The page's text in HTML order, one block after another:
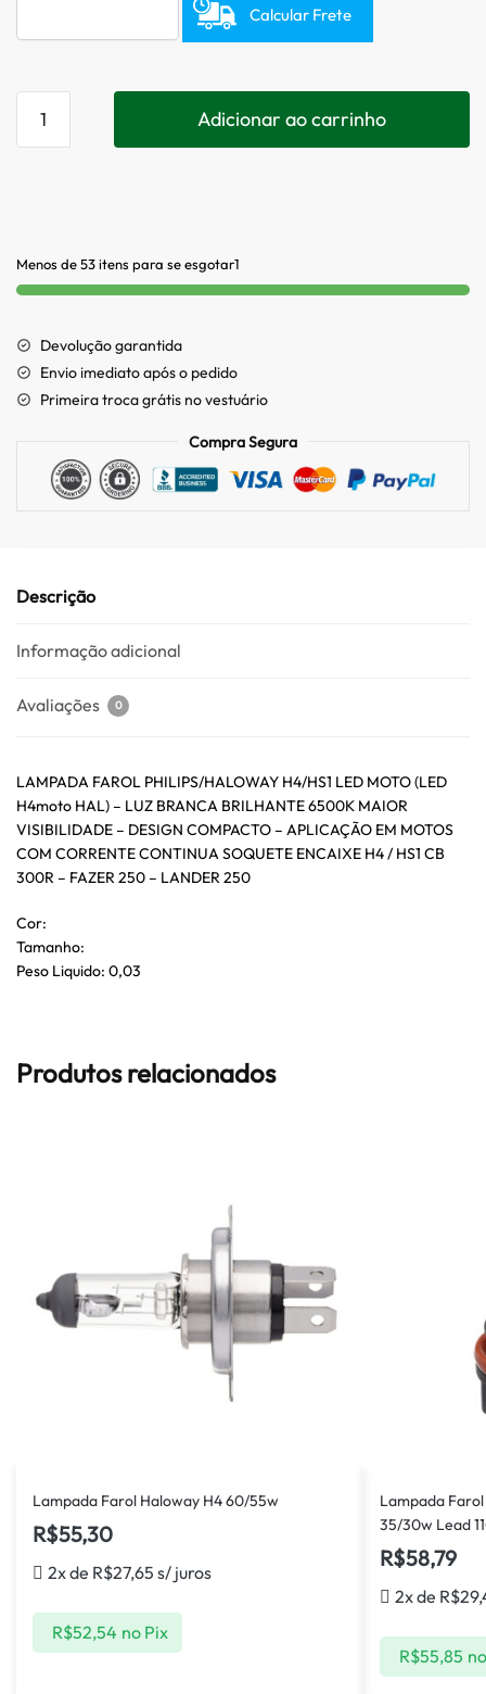
Calcular Frete
Adicionar ao carrinho
Menos de 53 itens para se esgotar1
Devolução garantida
Envio imediato após o pedido
Primeira troca grátis no vestuário
Compra Segura
Descrição
Informação adicional
Avaliações 0
LAMPADA FAROL PHILIPS/HALOWAY H4/HS1 LED MOTO (LED
H4moto HAL) – LUZ BRANCA BRILHANTE 6500K MAIOR
VISIBILIDADE – DESIGN COMPACTO – APLICAÇÃO EM MOTOS
COM CORRENTE CONTINUA SOQUETE ENCAIXE H4 / HS1 CB
300R – FAZER 250 – LANDER 250
Cor:
Tamanho:
Peso Liquido: 0,03
Produtos relacionados
Lampada Farol Haloway H4 60/55w
R$55,30
2x de R$27,65 s/ juros
R$52,54 no Pix
Lampada Farol
35/30w Lead
R$58,79
2x de R$
R$55,85